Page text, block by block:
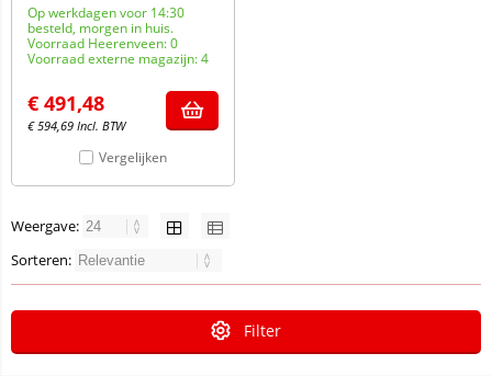
Op werkdagen voor 14:30
besteld, morgen in huis.
Voorraad Heerenveen: 0
Voorraad externe magazijn: 4
€ 491,48
€594,69 Incl. BTW
Vergelijken
Weergave:
Sorteren:
Filter